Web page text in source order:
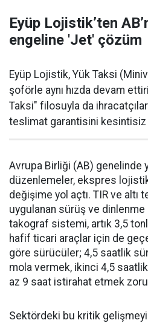
Eyüp Lojistik’ten
engeline 'Jet' çözüm
Eyüp Lojistik, Yük Taksi
şoförle aynı hızda devam
Taksi" filosuyla da
teslimat garantisini kesintisiz
Avrupa Birliği (AB) genelinde
düzenlemeler, ekspres
değişime yol açtı. TIR ve altı
uygulanan sürüş ve
takograf sistemi, artık 3,5
hafif ticari araçlar için de
göre sürücüler; 4,5 saatlik
mola vermek, ikinci 4,5
az 9 saat istirahat etmek
Sektördeki bu kritik